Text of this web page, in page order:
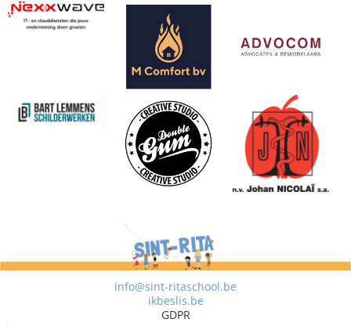
info@sint-ritaschool.be
ikbeslis.be
GDPR